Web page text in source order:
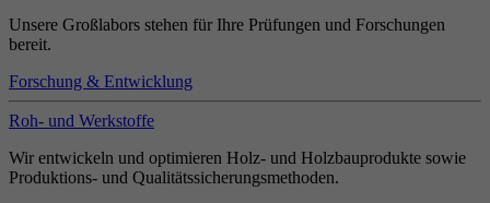
Unsere Großlabors stehen für Ihre Prüfungen und Forschungen
bereit.
Forschung & Entwicklung
Roh- und Werkstoffe
Wir entwickeln und optimieren Holz- und Holzbauprodukte sowie
Produktions- und Qualitätssicherungsmethoden.